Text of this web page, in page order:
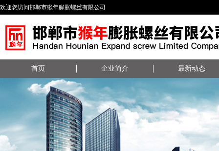
欢迎您访问邯郸市猴年膨胀螺丝有限公司
首页 企业简介 最新动态